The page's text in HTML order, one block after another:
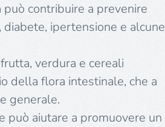
può contribuire a prevenire
ipertensione e alcune
verdura e cereali
della flora intestinale, che a
generale.
può aiutare a promuovere un